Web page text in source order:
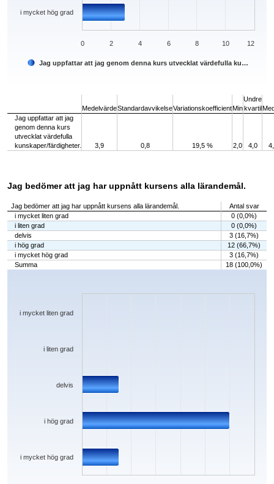
Jag uppfattar att jag genom denna kurs utvecklat värdefulla ku…
i mycket hög grad
0 2 4 6 8 10 12
MedelvärdeStandardavvikelseVariationskoefficientMin
Undre
kvartil
Jag uppfattar att jag
genom denna kurs
utvecklat värdefulla
kunskaper/färdigheter.
3,9 0,8 19,5 % 2,0 4,0
Jag bedömer att jag har uppnått kursens alla lärandemål.
Jag bedömer att jag har uppnått kursens alla lärandemål.
Antal svar
i mycket liten grad
0 (0,0%)
i liten grad
0 (0,0%)
delvis
3 (16,7%)
i hög grad
12 (66,7%)
i mycket hög grad
3 (16,7%)
Summa
18 (100,0%)
Chart
The chart has 1 X axis displaying categories.
i mycket hög grad
i hög grad
delvis
i liten grad
i mycket liten grad